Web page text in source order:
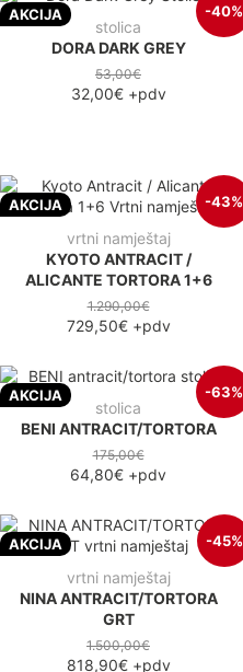
AKCIJA -40%
stolica
DORA DARK GREY
53,00€
32,00€+pdv
AKCIJA -43%
vrtni namještaj
KYOTO ANTRACIT /
ALICANTE TORTORA 1+6
1.290,00€
729,50€+pdv
AKCIJA -63%
stolica
BENI ANTRACIT/TORTORA
175,00€
64,80€ +pdv
AKCIJA -45%
vrtni namještaj
NINA ANTRACIT/TORTORA
GRT
1.500,00€
818,90€+pdv